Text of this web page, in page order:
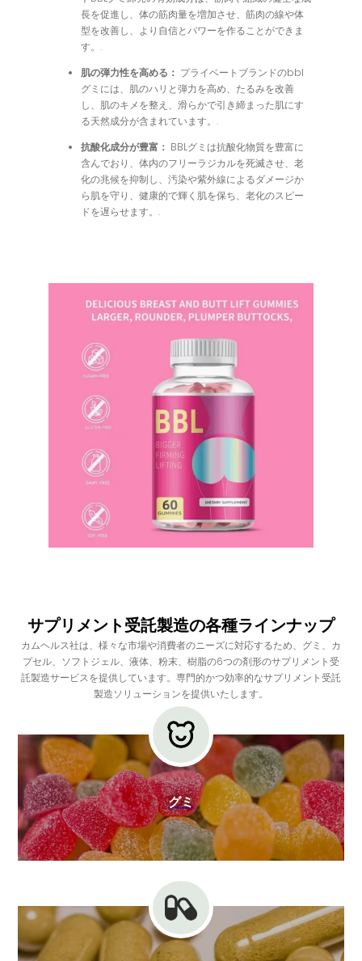
長を促進し、体の筋肉量を増加させ、筋肉の線や体
型を改善し、より自信とパワーを作ることができま
す。.
肌の弾力性を高める： プライベートブランドのbbl
グミには、肌のハリと弾力を高め、たるみを改善
し、肌のキメを整え、滑らかで引き締まった肌にす
る天然成分が含まれています。.
抗酸化成分が豊富： BBLグミは抗酸化物質を豊富に
含んでおり、体内のフリーラジカルを死滅させ、老
化の兆候を抑制し、汚染や紫外線によるダメージか
ら肌を守り、健康的で輝く肌を保ち、老化のスピー
ドを遅らせます。.
サプリメント受託製造の各種ラインナップ
カムヘルス社は、様々な市場や消費者のニーズに対応するため、グミ、カ
プセル、ソフトジェル、液体、粉末、樹脂の6つの剤形のサプリメント受
託製造サービスを提供しています。専門的かつ効率的なサプリメント受託
製造ソリューションを提供いたします。
グミ